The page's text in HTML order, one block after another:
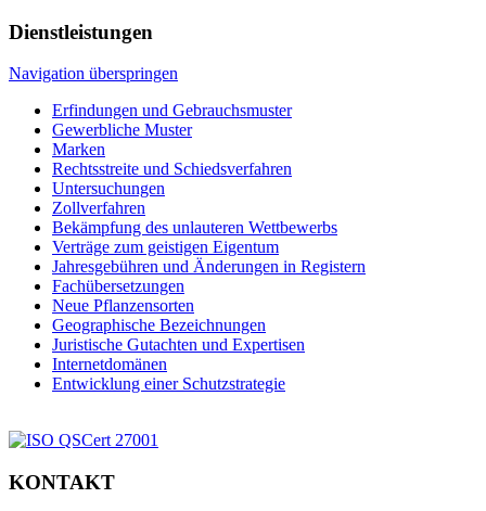
Dienstleistungen
Navigation überspringen
Erfindungen und Gebrauchsmuster
Gewerbliche Muster
Marken
Rechtsstreite und Schiedsverfahren
Untersuchungen
Zollverfahren
Bekämpfung des unlauteren Wettbewerbs
Verträge zum geistigen Eigentum
Jahresgebühren und Änderungen in Registern
Fachübersetzungen
Neue Pflanzensorten
Geographische Bezeichnungen
Juristische Gutachten und Expertisen
Internetdomänen
Entwicklung einer Schutzstrategie
KONTAKT